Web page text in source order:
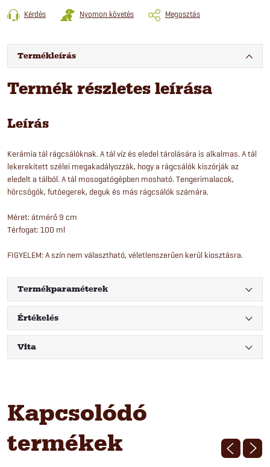
Kérdés Nyomon követés Megosztás
Termékleírás
Termék részletes leírása
Leírás
Kerámia tál rágcsálóknak. A tál víz és eledel tárolására is alkalmas. A tál
lekerekített szélei megakadályozzák, hogy a rágcsálók kiszórják az
eledelt a tálból. A tál mosogatógépben mosható. Tengerimalacok,
hörcsögök, futóegerek, deguk és más rágcsálók számára.
Méret: átmérő 9 cm
Térfogat: 100 ml
FIGYELEM: A szín nem választható, véletlenszerűen kerül kiosztásra.
Termékparaméterek
Értékelés
Vita
Kapcsolódó
termékek